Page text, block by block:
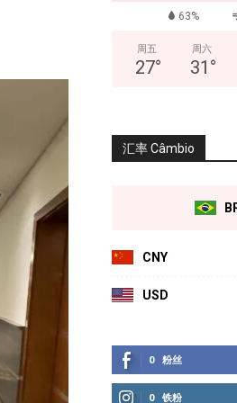
63%
周五
27°
周六
31 °
汇率 Câmbio
CNY
USD
0 粉丝
0 铁粉